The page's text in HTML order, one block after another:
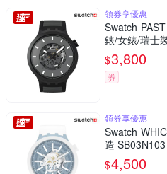
領券享優惠
Swatch
錶/女錶/瑞士
$3,800
券
領券享優惠
Swatch
造
$4,500